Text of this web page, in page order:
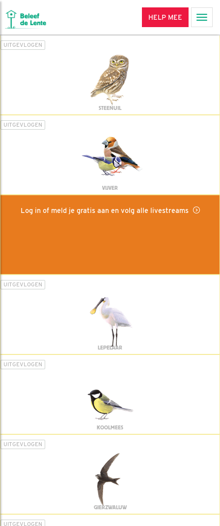
HELP MEE
UITGEVLOGEN
STEENUIL
UITGEVLOGEN
VIJVER
Log in of meld je gratis aan en volg alle livestreams
UITGEVLOGEN
LEPELAAR
UITGEVLOGEN
KOOLMEES
UITGEVLOGEN
GIERZWALUW
UITGEVLOGEN